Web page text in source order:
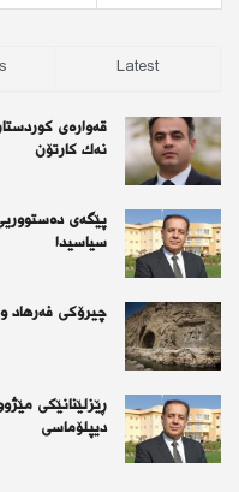
Latest
قەوارەی
نەك كارتۆن
پێگەی
سیاسیدا
چیرۆكی فەرهاد
ڕێزلێنانێكی
دیپلۆماسی